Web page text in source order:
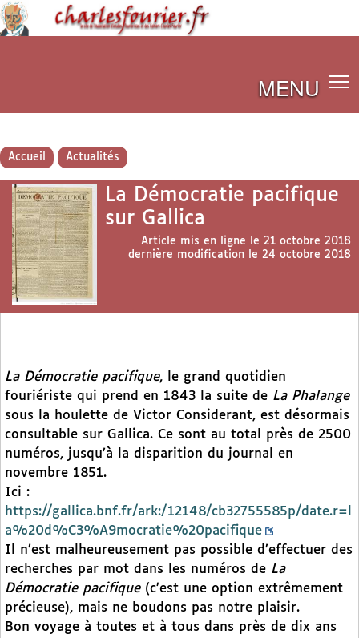
MENU
Accueil Actualités
La Démocratie pacifique
sur Gallica
Article mis en ligne le 21 octobre 2018
dernière modification le 24 octobre 2018
La Démocratie pacifique, le grand quotidien
fouriériste qui prend en 1843 la suite de La Phalange
sous la houlette de Victor Considerant, est désormais
consultable sur Gallica. Ce sont au total près de 2500
numéros, jusqu’à la disparition du journal en
novembre 1851.
Ici :
https://gallica.bnf.fr/ark:/12148/cb32755585p/date.r=l
a%20d%C3%A9mocratie%20pacifique
Il n’est malheureusement pas possible d’effectuer des
recherches par mot dans les numéros de La
Démocratie pacifique(c’est une option extrêmement
précieuse), mais ne boudons pas notre plaisir.
Bon voyage à toutes et à tous dans près de dix ans